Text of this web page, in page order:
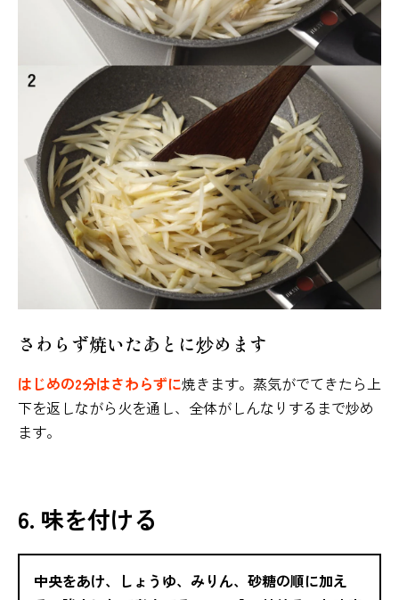
さわらず焼いたあとに炒めます
はじめの2分はさわらずに焼きます。蒸気がでてきたら上
下を返しながら火を通し、全体がしんなりするまで炒め
ます。
6. 味を付ける
中央をあけ、しょうゆ、みりん、砂糖の順に加え